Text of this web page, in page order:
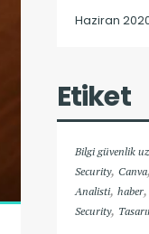
Haziran
Etiket
Bilgi güvenlik
Security, Canva,
Analisti, haber,
Security,